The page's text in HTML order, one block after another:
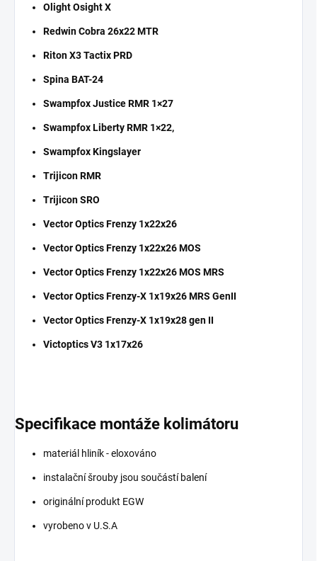
Olight Osight X
Redwin Cobra 26x22 MTR
Riton X3 Tactix PRD
Spina BAT-24
Swampfox Justice RMR 1×27
Swampfox Liberty RMR 1×22,
Swampfox Kingslayer
Trijicon RMR
Trijicon SRO
Vector Optics Frenzy 1x22x26
Vector Optics Frenzy 1x22x26 MOS
Vector Optics Frenzy 1x22x26 MOS MRS
Vector Optics Frenzy-X 1x19x26 MRS GenII
Vector Optics Frenzy-X 1x19x28 gen II
Victoptics V3 1x17x26
Specifikace montáže kolimátoru
materiál hliník - eloxováno
instalační šrouby jsou součástí balení
originální produkt EGW
vyrobeno v U.S.A